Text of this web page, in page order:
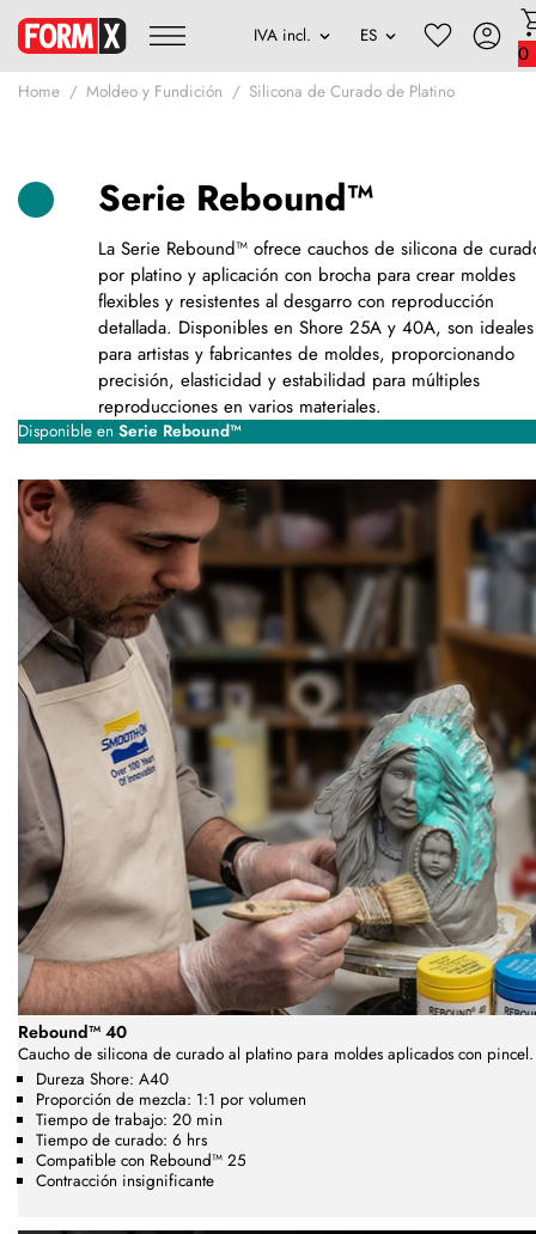
0
Home Moldeo y Fundición Silicona de Curado de Platino
Serie Rebound™
La Serie Rebound™ ofrece cauchos de silicona de
por platino y aplicación con brocha para crear moldes
flexibles y resistentes al desgarro con reproducción
detallada. Disponibles en Shore 25A y 40A, son ideales
para artistas y fabricantes de moldes, proporcionando
precisión, elasticidad y estabilidad para múltiples
reproducciones en varios materiales.
Disponible en Serie Rebound™
Rebound™ 40
Caucho de silicona de curado al platino para moldes aplicados con pincel.
Dureza Shore: A40
Proporción de mezcla: 1:1 por volumen
Tiempo de trabajo: 20 min
Tiempo de curado: 6 hrs
Compatible con Rebound™ 25
Contracción insignificante